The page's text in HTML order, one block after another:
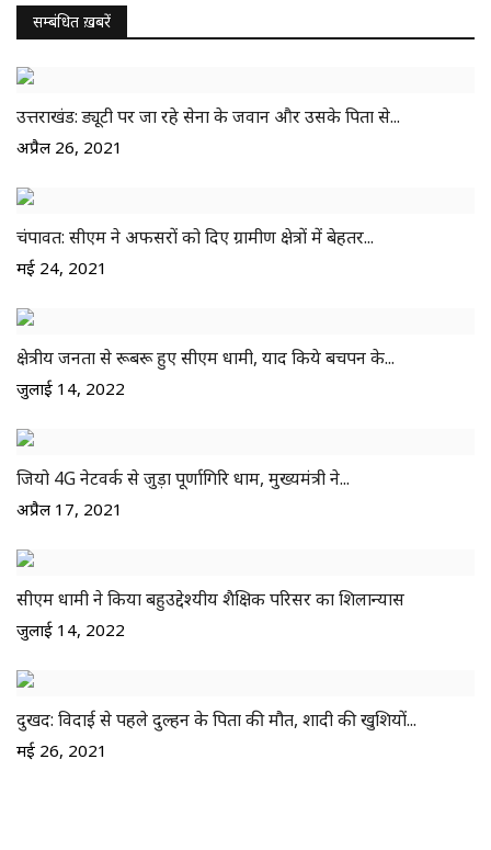
सम्बंधित ख़बरें
उत्तराखंड: ड्यूटी पर जा रहे सेना के जवान और उसके पिता से...
अप्रैल 26, 2021
चंपावत: सीएम ने अफसरों को दिए ग्रामीण क्षेत्रों में बेहतर...
मई 24, 2021
क्षेत्रीय जनता से रूबरू हुए सीएम धामी, याद किये बचपन के...
जुलाई 14, 2022
जियो 4G नेटवर्क से जुड़ा पूर्णागिरि धाम, मुख्यमंत्री ने...
अप्रैल 17, 2021
सीएम धामी ने किया बहुउद्देश्यीय शैक्षिक परिसर का शिलान्यास
जुलाई 14, 2022
दुखद: विदाई से पहले दुल्हन के पिता की मौत, शादी की खुशियों...
मई 26, 2021